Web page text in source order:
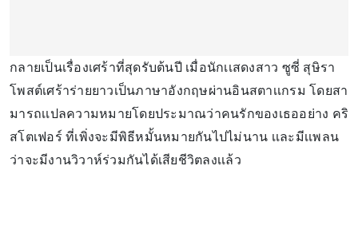
กลายเป็นเรื่องเศร้าที่สุดรับต้นปี เมื่อนักเเสดงสาว ซูซี่ สุษิรา
โพสต์เศร้าร่ายยาวเป็นภาษาอังกฤษผ่านอินสตาเเกรม โดยสา
มารถเเปลความหมายโดยประมาณว่าคนรักของเธออย่าง คริ
สโตเฟอร์ ที่เพิ่งจะมีพิธีหมั้นหมายกันไปไม่นาน เเละมีเเพลน
ว่าจะมีงานวิวาห์ร่วมกันได้เสียชีวิตลงเเล้ว